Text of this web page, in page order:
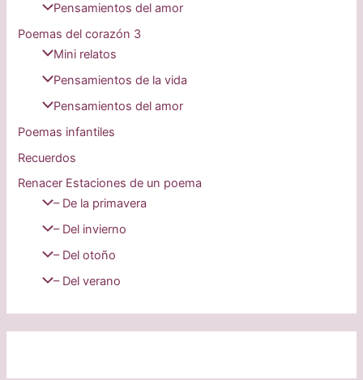
Pensamientos del amor
Poemas del corazón 3
Mini relatos
Pensamientos de la vida
Pensamientos del amor
Poemas infantiles
Recuerdos
Renacer Estaciones de un poema
– De la primavera
– Del invierno
– Del otoño
– Del verano